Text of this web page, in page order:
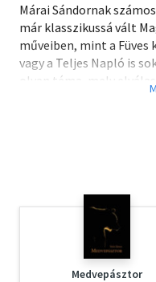
Márai Sándornak
már klasszikussá vált
műveiben, mint a Füves
vagy a Teljes Napló is
olyan téma, mely
íróként és emberként
Medvepásztor